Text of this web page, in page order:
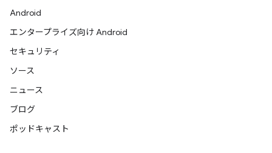
Android
エンタープライズ向け Android
セキュリティ
ソース
ニュース
ブログ
ポッドキャスト